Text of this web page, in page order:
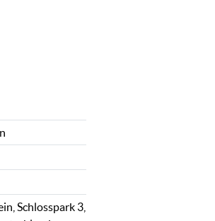
Schlosspark 3,